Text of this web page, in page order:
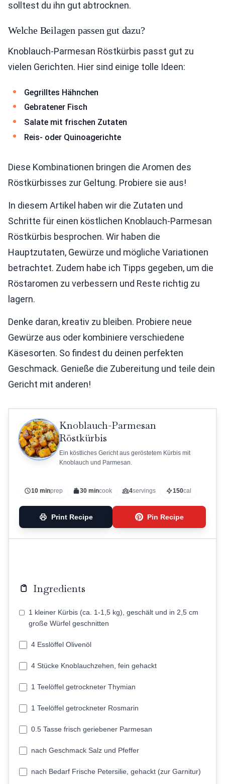
solltest du ihn gut abtrocknen.
Welche Beilagen passen gut dazu?
Knoblauch-Parmesan Röstkürbis passt gut zu
vielen Gerichten. Hier sind einige tolle Ideen:
Gegrilltes Hähnchen
Gebratener Fisch
Salate mit frischen Zutaten
Reis- oder Quinoagerichte
Diese Kombinationen bringen die Aromen des
Röstkürbisses zur Geltung. Probiere sie aus!
In diesem Artikel haben wir die Zutaten und
Schritte für einen köstlichen Knoblauch-Parmesan
Röstkürbis besprochen. Wir haben die
Hauptzutaten, Gewürze und mögliche Variationen
betrachtet. Zudem habe ich Tipps gegeben, um die
Röstaromen zu verbessern und Reste richtig zu
lagern.
Denke daran, kreativ zu bleiben. Probiere neue
Gewürze aus oder kombiniere verschiedene
Käsesorten. So findest du deinen perfekten
Geschmack. Genieße die Zubereitung und teile dein
Gericht mit anderen!
Knoblauch-Parmesan
Röstkürbis
Ein köstliches Gericht aus geröstetem Kürbis mit
Knoblauch und Parmesan.
10 minprep 30 mincook 4servings 150cal
Print Recipe Pin Recipe
Ingredients
1 kleiner Kürbis (ca. 1-1,5 kg), geschält und in 2,5 cm
große Würfel geschnitten
4 Esslöffel Olivenöl
4 Stücke Knoblauchzehen, fein gehackt
1 Teelöffel getrockneter Thymian
1 Teelöffel getrockneter Rosmarin
0.5 Tasse frisch geriebener Parmesan
nach Geschmack Salz und Pfeffer
nach Bedarf Frische Petersilie, gehackt (zur Garnitur)